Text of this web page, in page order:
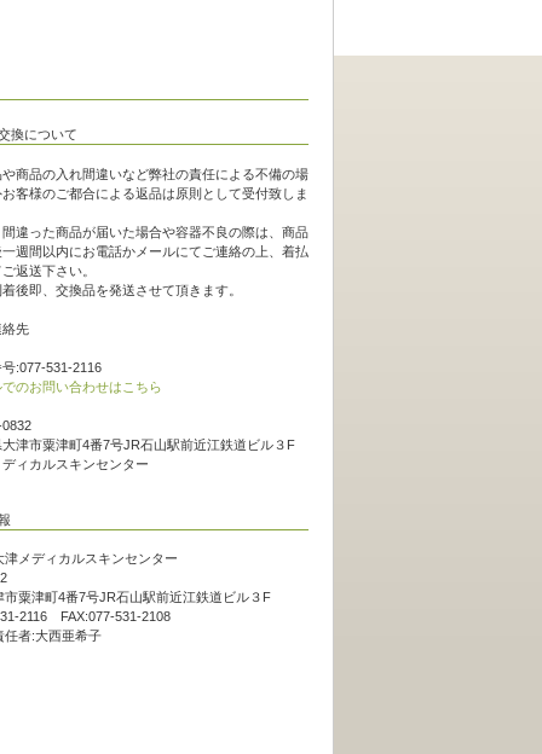
商品の入れ間違いなど弊社の責任による不備の場
客様のご都合による返品は原則として受付致しま
違った商品が届いた場合や容器不良の際は、商品
週間以内にお電話かメールにてご連絡の上、着払
返送下さい。
後即、交換品を発送させて頂きます。
絡先
:077-531-2116
のお問い合わせはこちら
津市粟津町4番7号JR石山駅前近江鉄道ビル３F
ィカルスキンセンター
津メディカルスキンセンター
市粟津町4番7号JR石山駅前近江鉄道ビル３F
2116 FAX:077-531-2108
任者:大西亜希子